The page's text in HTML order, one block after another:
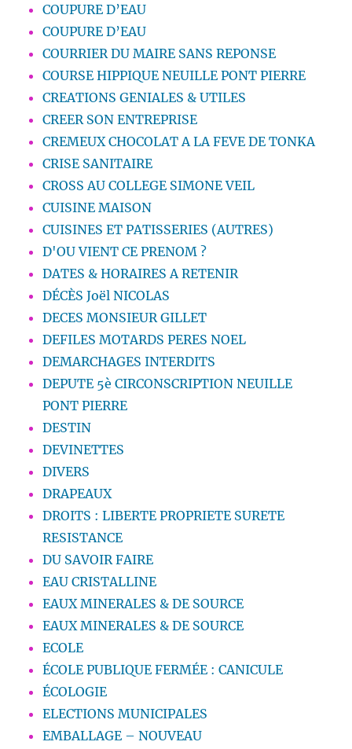
COUPURE D’EAU
COUPURE D’EAU
COURRIER DU MAIRE SANS REPONSE
COURSE HIPPIQUE NEUILLE PONT PIERRE
CREATIONS GENIALES & UTILES
CREER SON ENTREPRISE
CREMEUX CHOCOLAT A LA FEVE DE TONKA
CRISE SANITAIRE
CROSS AU COLLEGE SIMONE VEIL
CUISINE MAISON
CUISINES ET PATISSERIES (AUTRES)
D'OU VIENT CE PRENOM ?
DATES & HORAIRES A RETENIR
DÉCÈS Joël NICOLAS
DECES MONSIEUR GILLET
DEFILES MOTARDS PERES NOEL
DEMARCHAGES INTERDITS
DEPUTE 5è CIRCONSCRIPTION NEUILLE
PONT PIERRE
DESTIN
DEVINETTES
DIVERS
DRAPEAUX
DROITS : LIBERTE PROPRIETE SURETE
RESISTANCE
DU SAVOIR FAIRE
EAU CRISTALLINE
EAUX MINERALES & DE SOURCE
EAUX MINERALES & DE SOURCE
ECOLE
ÉCOLE PUBLIQUE FERMÉE : CANICULE
ÉCOLOGIE
ELECTIONS MUNICIPALES
EMBALLAGE – NOUVEAU